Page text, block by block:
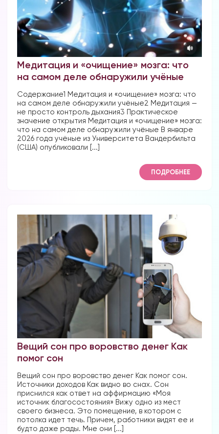
Медитация и «очищение» мозга: что
на самом деле обнаружили учёные
Содержание1 Медитация и «очищение» мозга: что
на самом деле обнаружили учёные2 Медитация —
не просто контроль дыхания3 Практическое
значение открытия Медитация и «очищение» мозга:
что на самом деле обнаружили учёные В январе
2026 года учёные из Университета Вандербильта
(США) опубликовали [...]
ПОДРОБНЕЕ
Вещий сон про воровство денег Как
помог сон
Вещий сон про воровство денег Как помог сон.
Источники доходов Как видно во снах. Сон
приснился как ответ на аффирмацию «Моя
источник благосостояния» Вижу одно из мест
своего бизнеса. Это помещение, в котором с
потолка идет течь. Причем, работники видят ее и
будто даже рады. Мне они [...]